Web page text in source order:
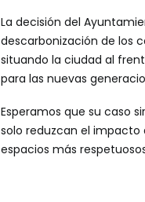
La decisión del
descarbonización de los
situando la ciudad al
para las nuevas
Esperamos que su caso
solo reduzcan el
espacios más